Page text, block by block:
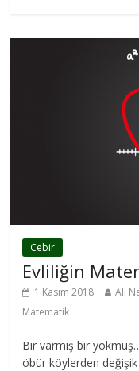
Cebir
Evliliğin
1 Kasım 2018 Ali
Matematik
Bir varmış bir
öbür köylerden